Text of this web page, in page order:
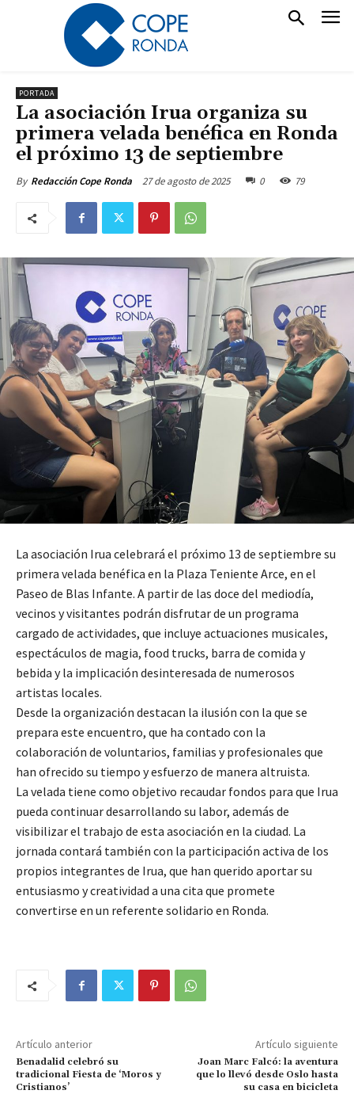
PORTADA
La asociación Irua organiza su
primera velada benéfica en Ronda
el próximo 13 de septiembre
By Redacción Cope Ronda 27 de agosto de 2025 0 79
La asociación Irua celebrará el próximo 13 de septiembre su
primera velada benéfica en la Plaza Teniente Arce, en el
Paseo de Blas Infante. A partir de las doce del mediodía,
vecinos y visitantes podrán disfrutar de un programa
cargado de actividades, que incluye actuaciones musicales,
espectáculos de magia, food trucks, barra de comida y
bebida y la implicación desinteresada de numerosos
artistas locales.
Desde la organización destacan la ilusión con la que se
prepara este encuentro, que ha contado con la
colaboración de voluntarios, familias y profesionales que
han ofrecido su tiempo y esfuerzo de manera altruista.
La velada tiene como objetivo recaudar fondos para que Irua
pueda continuar desarrollando su labor, además de
visibilizar el trabajo de esta asociación en la ciudad. La
jornada contará también con la participación activa de los
propios integrantes de Irua, que han querido aportar su
entusiasmo y creatividad a una cita que promete
convertirse en un referente solidario en Ronda.
Artículo anterior
Benadalid celebró su
tradicional Fiesta de ‘Moros y
Cristianos’
Artículo siguiente
Joan Marc Falcó: la aventura
que lo llevó desde Oslo hasta
su casa en bicicleta